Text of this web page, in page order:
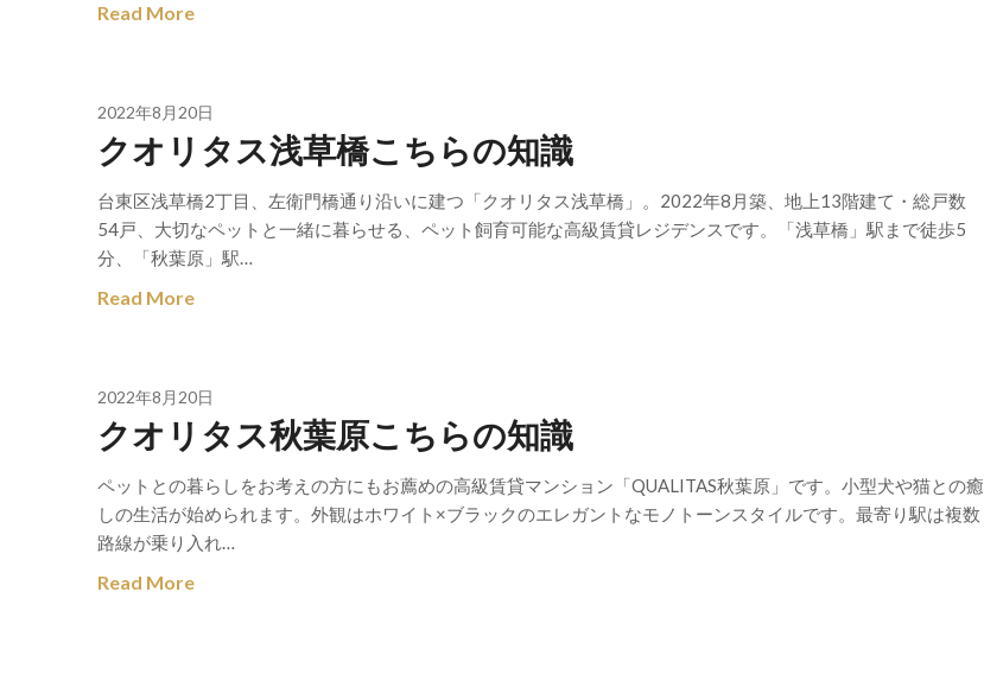
Read More
2022年8月20日
クオリタス浅草橋こちらの知識
台東区浅草橋2丁目、左衛門橋通り沿いに建つ「クオリタス浅草橋」。2022年8月築、地上13階建て・総戸数
54戸、大切なペットと一緒に暮らせる、ペット飼育可能な高級賃貸レジデンスです。「浅草橋」駅まで徒歩5
分、「秋葉原」駅…
Read More
2022年8月20日
クオリタス秋葉原こちらの知識
ペットとの暮らしをお考えの方にもお薦めの高級賃貸マンション「QUALITAS秋葉原」です。小型犬や猫との癒
しの生活が始められます。外観はホワイト×ブラックのエレガントなモノトーンスタイルです。最寄り駅は複数
路線が乗り入れ…
Read More